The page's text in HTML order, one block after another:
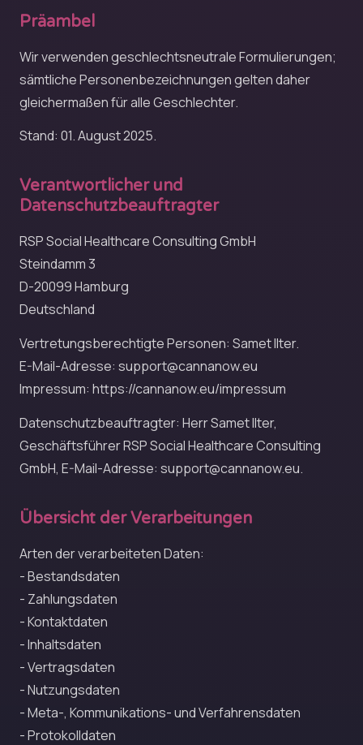
Präambel
Wir verwenden geschlechtsneutrale Formulierungen;
sämtliche Personenbezeichnungen gelten daher
gleichermaßen für alle Geschlechter.
Stand: 01. August 2025.
Verantwortlicher und
Datenschutzbeauftragter
RSP Social Healthcare Consulting GmbH
Steindamm 3
D-20099 Hamburg
Deutschland
Vertretungsberechtigte Personen: Samet Ilter.
E-Mail-Adresse: support@cannanow.eu
Impressum: https://cannanow.eu/impressum
Datenschutzbeauftragter: Herr Samet Ilter,
Geschäftsführer RSP Social Healthcare Consulting
GmbH, E-Mail-Adresse: support@cannanow.eu.
Übersicht der Verarbeitungen
Arten der verarbeiteten Daten:
- Bestandsdaten
- Zahlungsdaten
- Kontaktdaten
- Inhaltsdaten
- Vertragsdaten
- Nutzungsdaten
- Meta-, Kommunikations- und Verfahrensdaten
- Protokolldaten